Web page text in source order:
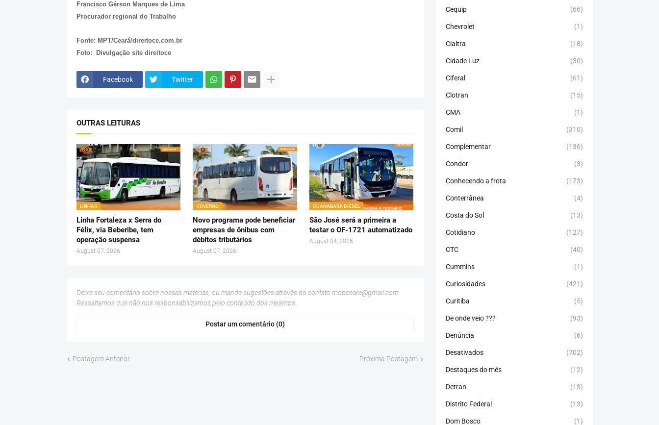
Francisco Gérson Marques de Lima
Procurador regional do Trabalho
Fonte: MPT/Ceará/direitoce.com.br
Foto: Divulgação site direitoce
Facebook Twitter
OUTRAS LEITURAS
LINHAS
Linha Fortaleza x Serra do
Félix, via Beberibe, tem
operação suspensa
August 07, 2026
GOVERNO
Novo programa pode beneficiar
empresas de ônibus com
débitos tributários
August 07, 2026
GUANABARA DIESEL
São José será a primeira a
testar o OF-1721 automatizado
August 04, 2026
Deixe seu comentário sobre nossas matérias, ou mande sugestões através do contato mobceara@gmail.com
Ressaltamos que não nos responsabilizamos pelo conteúdo dos mesmos.
Postar um comentário (0)
Postagem Anterior Próxima Postagem
Cequip (66)
Chevrolet (1)
Cialtra (18)
Cidade Luz (30)
Ciferal (61)
Clotran (15)
CMA (1)
Comil (310)
Complementar (136)
Condor (3)
Conhecendo a frota (173)
Conterrânea (4)
Costa do Sol (13)
Cotidiano (127)
CTC (40)
Cummins (1)
Curiosidades (421)
Curitiba (5)
De onde veio ??? (93)
Denúncia (6)
Desativados (702)
Destaques do mês (12)
Detran (13)
Distrito Federal (13)
Dom Bosco (1)